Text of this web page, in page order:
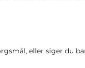
eller siger du